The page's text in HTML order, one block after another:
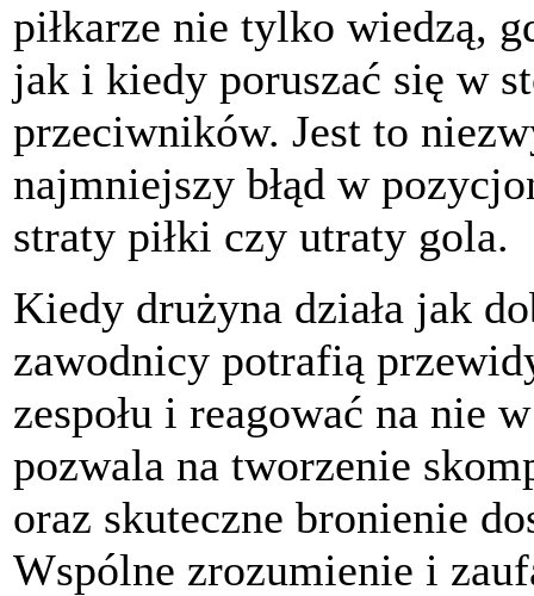
piłkarze nie tylko wiedzą,
jak i kiedy poruszać się w
przeciwników. Jest to
najmniejszy błąd w
straty piłki czy utraty gola.
Kiedy drużyna działa jak
zawodnicy potrafią
zespołu i reagować na nie
pozwala na tworzenie
oraz skuteczne bronienie
Wspólne zrozumienie i